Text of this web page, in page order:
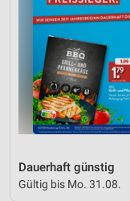
Dauerhaft günstig
Gültig bis Mo. 31.08.